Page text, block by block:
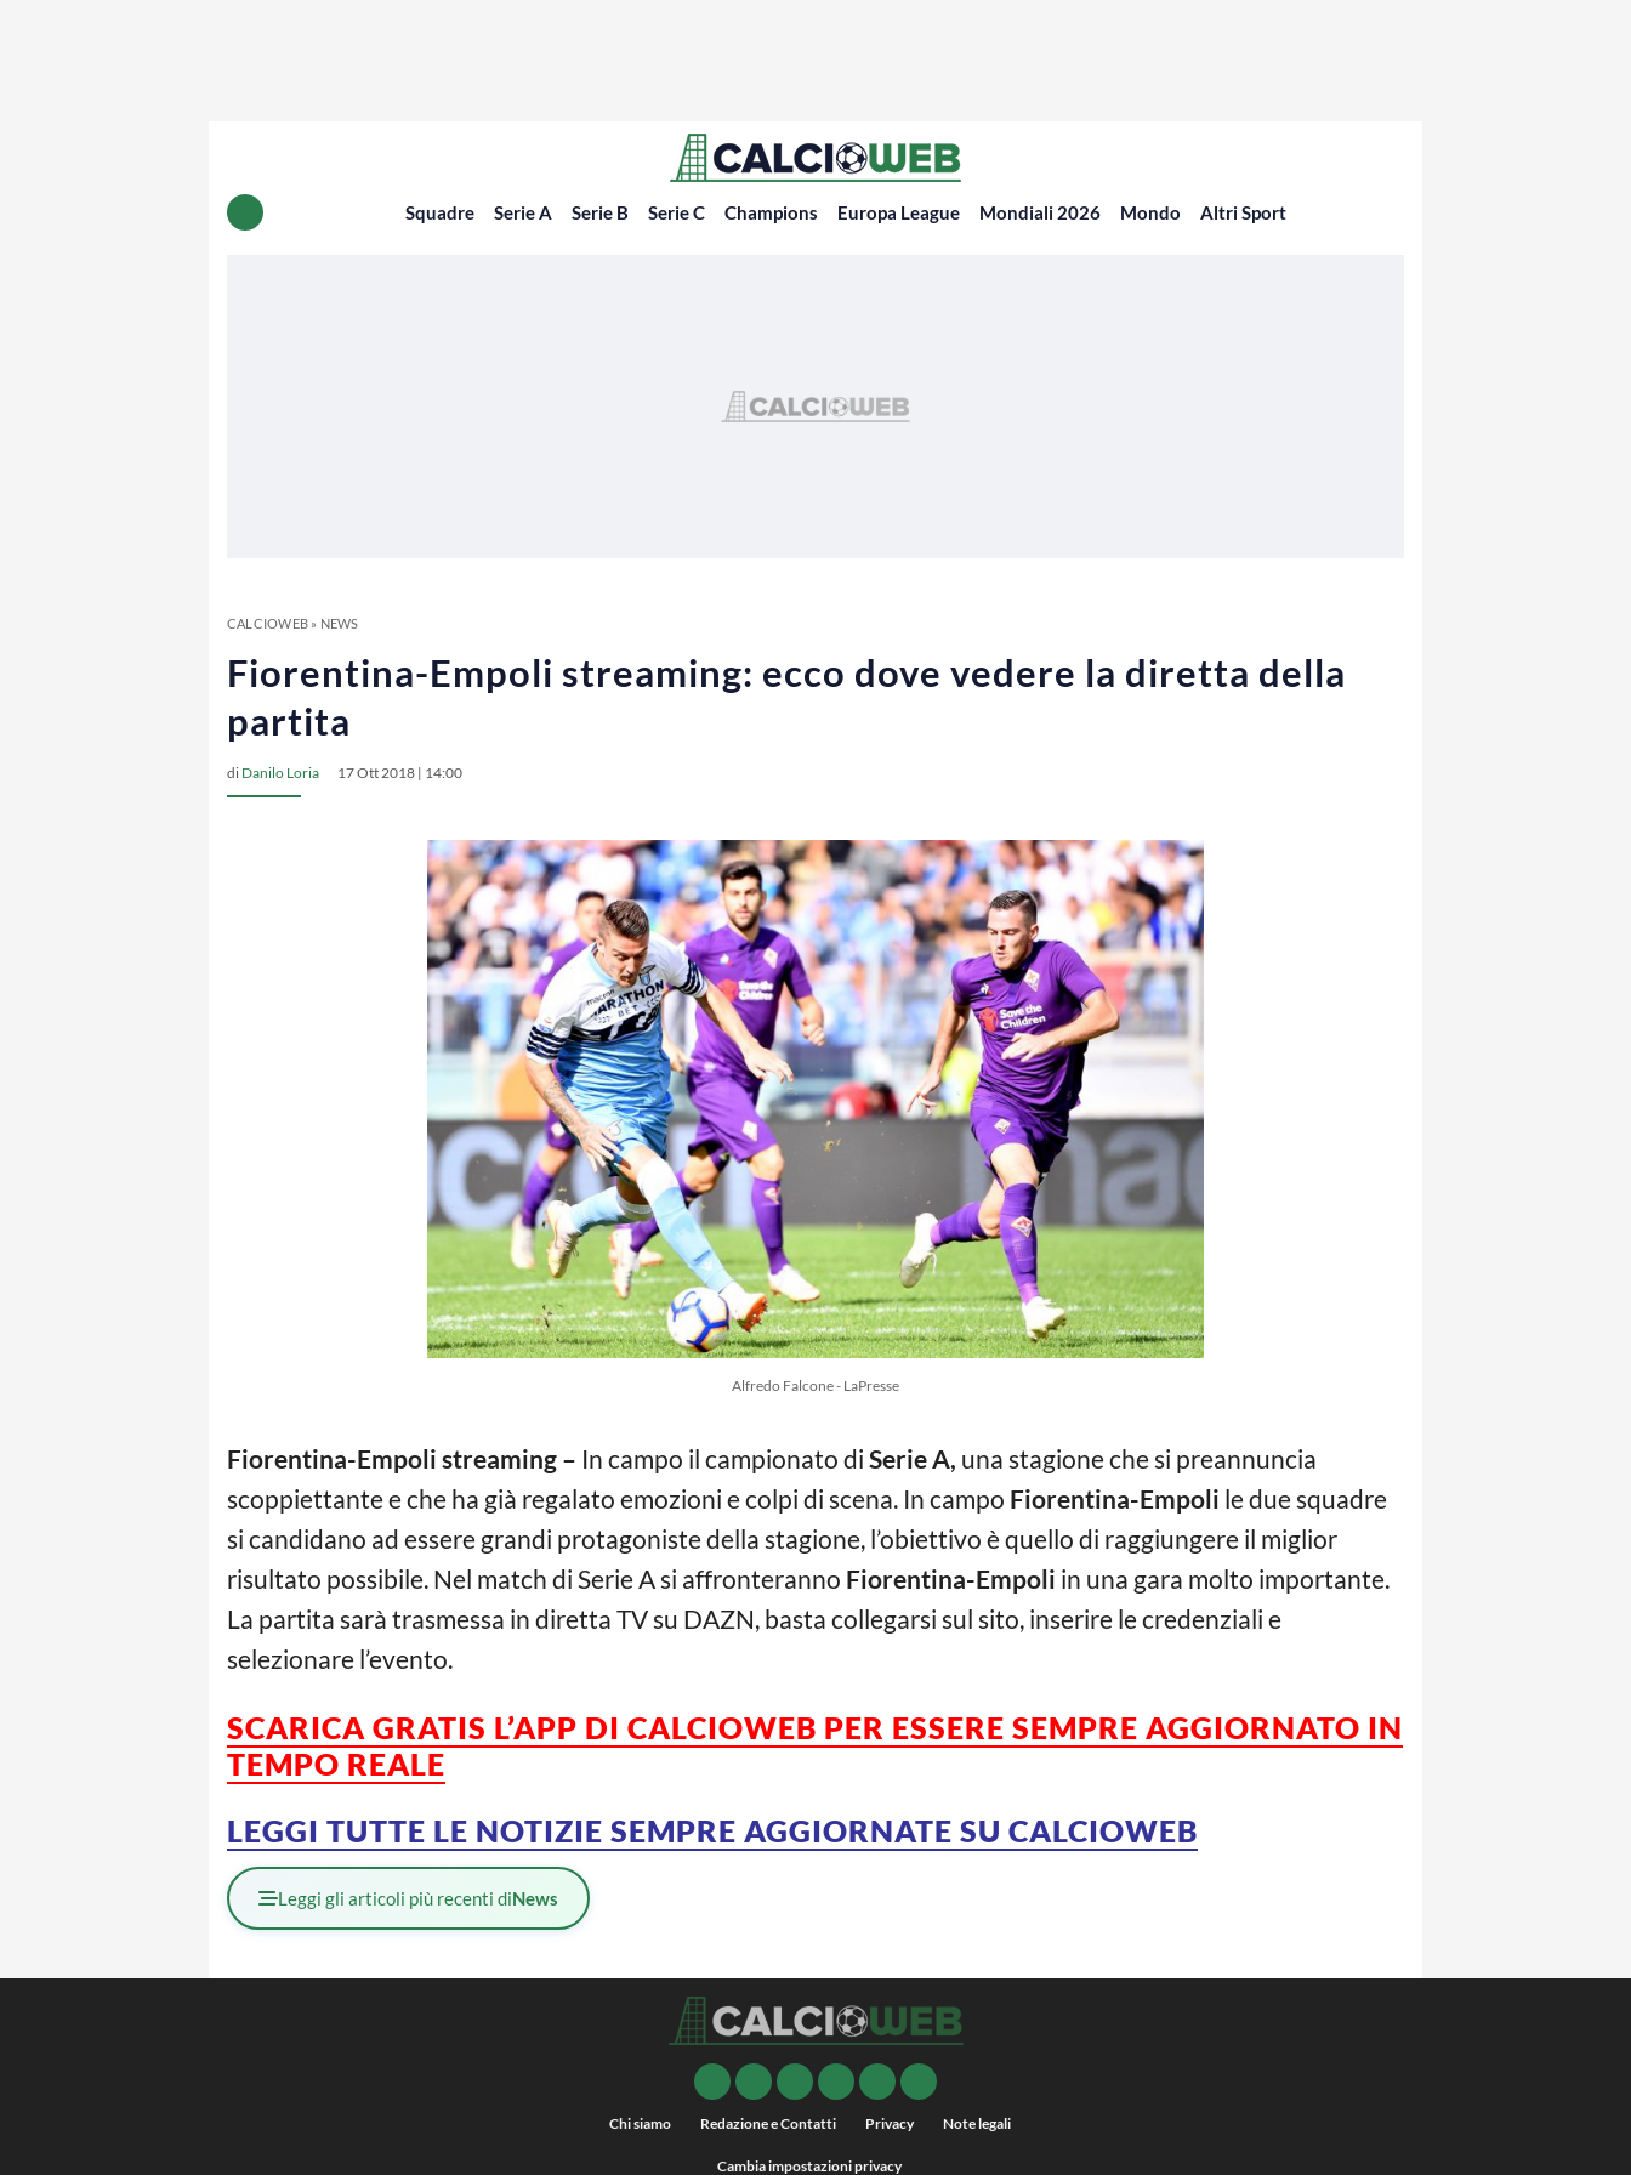
Squadre Serie A Serie B Serie C Champions Europa League Mondiali 2026 Mondo Altri Sport
CALCIOWEB» NEWS
Fiorentina-Empoli streaming: ecco dove vedere la diretta della
partita
di Danilo Loria 17 Ott 2018 | 14:00
Alfredo Falcone - LaPresse
Fiorentina-Empoli streaming – In campo il campionato di Serie A, una stagione che si preannuncia
scoppiettante e che ha già regalato emozioni e colpi di scena. In campo Fiorentina-Empoli le due squadre
si candidano ad essere grandi protagoniste della stagione, l’obiettivo è quello di raggiungere il miglior
risultato possibile. Nel match di Serie A si affronteranno Fiorentina-Empoli in una gara molto importante.
La partita sarà trasmessa in diretta TV su DAZN, basta collegarsi sul sito, inserire le credenziali e
selezionare l’evento.
SCARICA GRATIS L’APP DI CALCIOWEB PER ESSERE SEMPRE AGGIORNATO IN
TEMPO REALE
LEGGI TUTTE LE NOTIZIE SEMPRE AGGIORNATE SU CALCIOWEB
Leggi gli articoli più recenti diNews
Chi siamo Redazione e Contatti Privacy Note legali
Cambia impostazioni privacy